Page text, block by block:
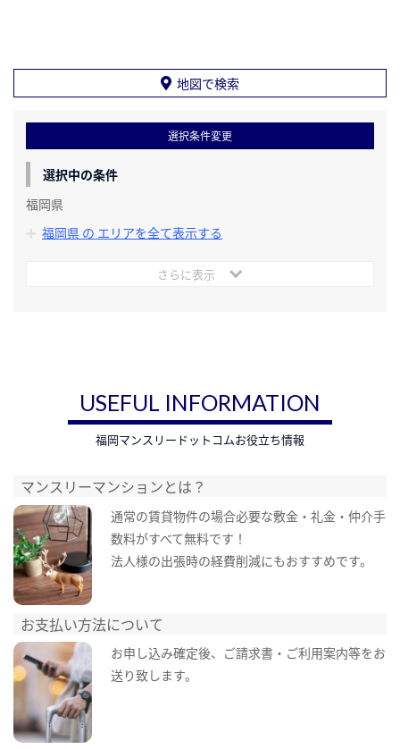
地図で検索
選択条件変更
選択中の条件
福岡県
福岡県 の エリアを全て表示する
さらに表示
USEFUL INFORMATION
福岡マンスリードットコムお役立ち情報
マンスリーマンションとは？
通常の賃貸物件の場合必要な敷金・礼金・仲介手
数料がすべて無料です！
法人様の出張時の経費削減にもおすすめです。
お支払い方法について
お申し込み確定後、ご請求書・ご利用案内等をお
送り致します。